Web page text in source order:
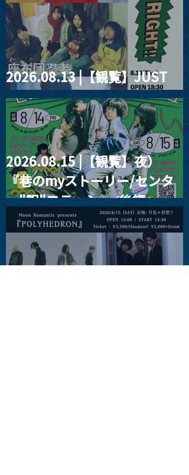
2026.08.13 |【観覧】JUST
RIGHT!! vol.26
2026.08.15 |【観覧】夜）
『巷のmyストーリー/センタ
ー"訳"フラッシュ⚡️後編』